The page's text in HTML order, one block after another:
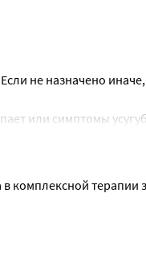
не назначено
или симптомы
в комплексной терапии